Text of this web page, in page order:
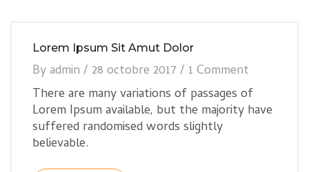
Lorem Ipsum Sit Amut Dolor
Byadmin / 28 octobre 2017 / 1 Comment
There are many variations of passages of
Lorem Ipsum available, but the majority have
suffered randomised words slightly
believable.